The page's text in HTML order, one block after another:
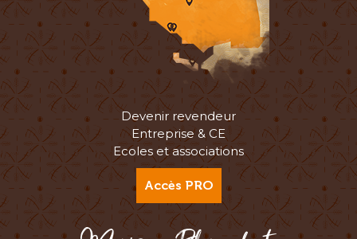
Devenir revendeur
Entreprise & CE
Ecoles et associations
Accès PRO